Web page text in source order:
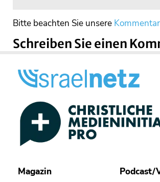
Bitte beachten Sie unsere
Schreiben Sie einen
Magazin
Podcast/